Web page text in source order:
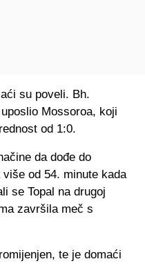
su poveli. Bh.
Mossoroa, koji
od 1:0.
da dođe do
od 54. minute kada
se Topal na drugoj
završila meč s
te je domaći